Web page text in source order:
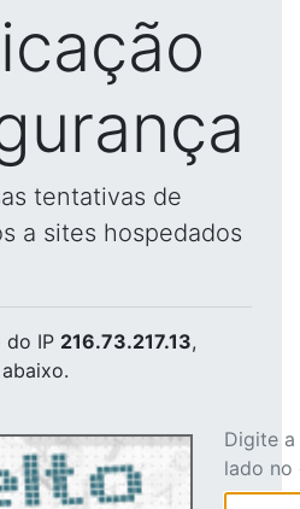
tentativas de
a sites hospedados
do IP 216.73.217.13,
Digite
lado no